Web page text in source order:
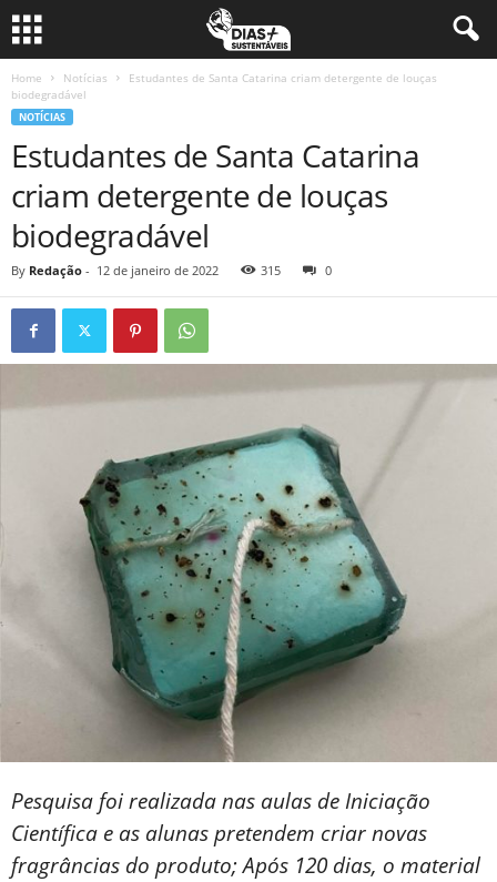
Home Notícias
Estudantes de Santa Catarina criam detergente de louças
biodegradável
NOTÍCIAS
Estudantes de Santa Catarina
criam detergente de louças
biodegradável
By Redação - 12 de janeiro de 2022 315 0
Pesquisa foi realizada nas aulas de Iniciação
Científica e as alunas pretendem criar novas
fragrâncias do produto; Após 120 dias, o material